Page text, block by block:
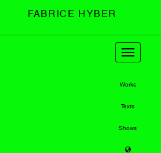
FABRICE HYBER
Toggle
navigation
Works
Texts
Shows